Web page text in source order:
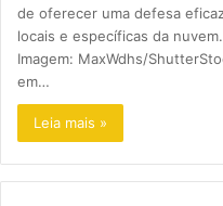
de oferecer uma defesa
locais e específicas da
Imagem: MaxWdhs/
em…
Leia mais »